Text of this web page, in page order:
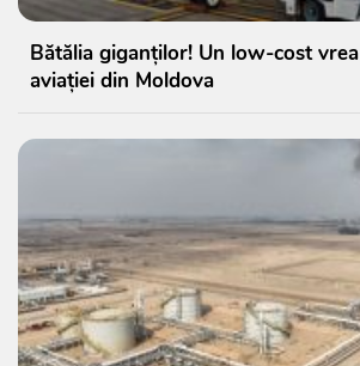
Bătălia giganților! Un low-cost
aviației din Moldova